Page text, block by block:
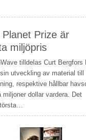
Prize är
miljöpris
tilldelas Curt Bergfors
utveckling av material till
respektive hållbar
miljoner dollar vardera. Det